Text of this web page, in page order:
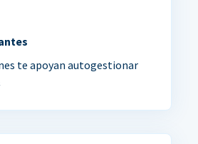
te apoyan autogestionar